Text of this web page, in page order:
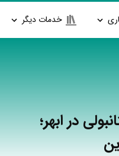
خدمات دیگر
در ابهر؛